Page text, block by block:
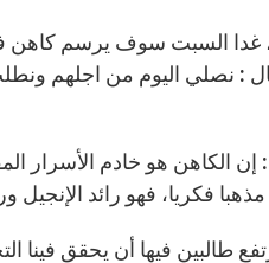
غدا السبت سوف يرسم كاهن
نصلي اليوم من اجلهم ونطلب
الكاهن هو خادم الأسرار
طالبين فيها أن يحقق فينا